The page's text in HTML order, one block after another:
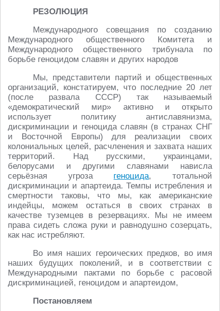
РЕЗОЛЮЦИЯ
Международного совещания по созданию
Международного общественного Комитета и
Международного общественного трибунала по
борьбе геноцидом славян и других народов
Мы, представители партий и общественных
организаций, констатируем, что последние 20 лет
(после развала СССР) так называемый
«демократический мир» активно и открыто
использует политику антиславянизма,
дискриминации и геноцида славян (в странах СНГ
и Восточной Европы) для реализации своих
колониальных целей, расчленения и захвата наших
территорий. Над русскими, украинцами,
белорусами и другими славянами нависла
серьёзная угроза геноцида, тотальной
дискриминации и апартеида. Темпы истребления и
смертности таковы, что мы, как американские
индейцы, можем остаться в своих странах в
качестве туземцев в резервациях. Мы не имеем
права сидеть сложа руки и равнодушно созерцать,
как нас истребляют.
Во имя наших героических предков, во имя
наших будущих поколений, и в соответствии с
Международными пактами по борьбе с расовой
дискриминацией, геноцидом и апартеидом,
Постановляем